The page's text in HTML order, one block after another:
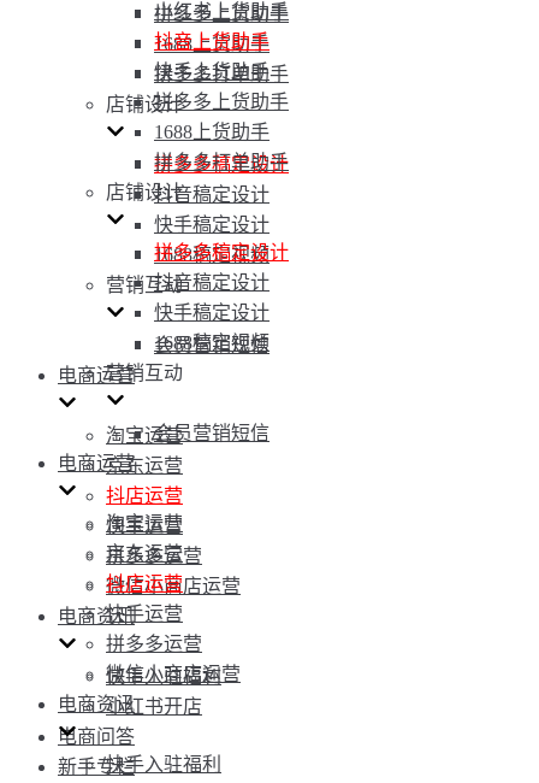
拼多多上货助手
1688上货助手
拼多多打单助手
店铺设计
拼多多稿定设计
抖音稿定设计
快手稿定设计
1688稿定视频
营销互动
会员营销短信
电商运营
淘宝运营
京东运营
抖店运营
快手运营
拼多多运营
微信小商店运营
电商资讯
快手入驻福利
小红书开店
电商问答
新手专栏
小红书上货助手
抖音上货助手
快手上货助手
拼多多上货助手
1688上货助手
拼多多打单助手
店铺设计
拼多多稿定设计
抖音稿定设计
快手稿定设计
1688稿定视频
营销互动
会员营销短信
电商运营
淘宝运营
京东运营
抖店运营
快手运营
拼多多运营
微信小商店运营
电商资讯
快手入驻福利